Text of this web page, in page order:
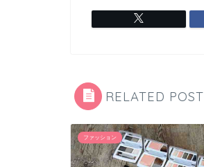
RELATED POST
ファッション